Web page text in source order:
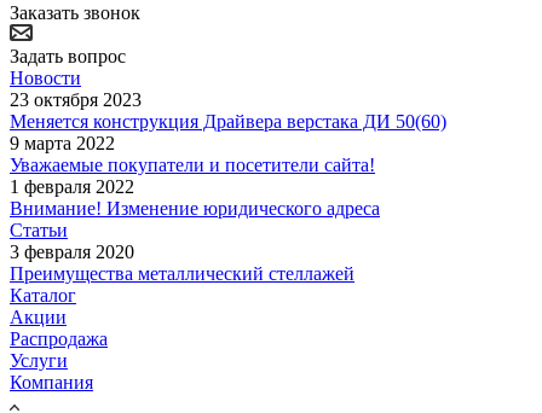
Заказать звонок
Задать вопрос
Новости
23 октября 2023
Меняется конструкция Драйвера верстака ДИ 50(60)
9 марта 2022
Уважаемые покупатели и посетители сайта!
1 февраля 2022
Внимание! Изменение юридического адреса
Статьи
3 февраля 2020
Преимущества металлический стеллажей
Каталог
Акции
Распродажа
Услуги
Компания